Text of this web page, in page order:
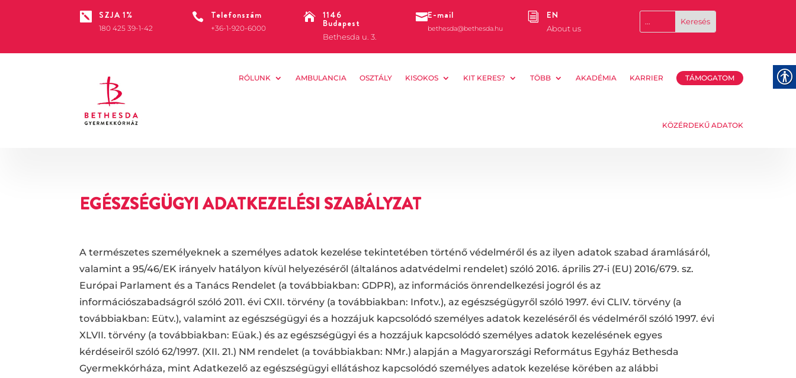
 SZJA 1%
180 425 39-1-42
 Telefonszám
+36-1-920-6000
 1146
Budapest
Bethesda u. 3.
E-mail
bethesda@bethesda.hu
i EN
About us
RÓLUNK AMBULANCIA OSZTÁLY KISOKOS KIT KERES? TÖBB AKADÉMIA KARRIER TÁMOGATOM
KÖZÉRDEKŰ ADATOK
EGÉSZSÉGÜGYI ADATKEZELÉSI SZABÁLYZAT
A természetes személyeknek a személyes adatok kezelése tekintetében történő védelméről és az ilyen adatok szabad áramlásáról,
valamint a 95/46/EK irányelv hatályon kívül helyezéséről (általános adatvédelmi rendelet) szóló 2016. április 27-i (EU) 2016/679. sz.
Európai Parlament és a Tanács Rendelet (a továbbiakban: GDPR), az információs önrendelkezési jogról és az
információszabadságról szóló 2011. évi CXII. törvény (a továbbiakban: Infotv.), az egészségügyről szóló 1997. évi CLIV. törvény (a
továbbiakban: Eütv.), valamint az egészségügyi és a hozzájuk kapcsolódó személyes adatok kezeléséről és védelméről szóló 1997. évi
XLVII. törvény (a továbbiakban: Eüak.) és az egészségügyi és a hozzájuk kapcsolódó személyes adatok kezelésének egyes
kérdéseiről szóló 62/1997. (XII. 21.) NM rendelet (a továbbiakban: NMr.) alapján a Magyarországi Református Egyház Bethesda
Gyermekkórháza, mint Adatkezelő az egészségügyi ellátáshoz kapcsolódó személyes adatok kezelése körében az alábbi